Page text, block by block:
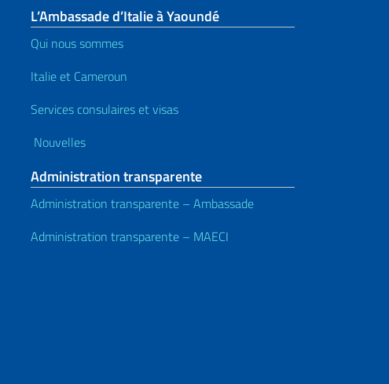
L’Ambassade d’Italie à Yaoundé
Qui nous sommes
Italie et Cameroun
Services consulaires et visas
Nouvelles
Administration transparente
Administration transparente – Ambassade
Administration transparente – MAECI